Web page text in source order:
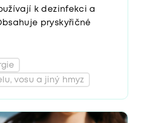
k dezinfekci a
pryskyřičné
vosu a jiný hmyz